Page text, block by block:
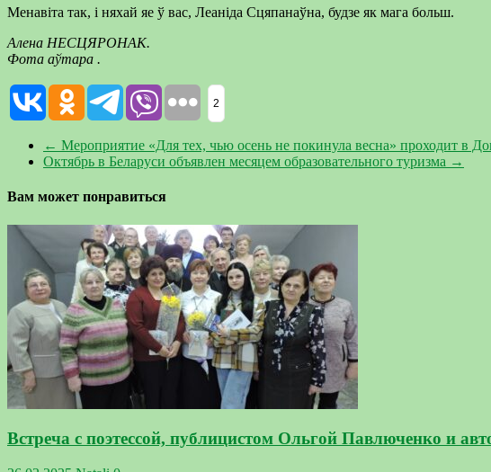
Менавіта так, і няхай яе ў вас, Леаніда Сцяпанаўна, будзе як мага больш.
Алена НЕСЦЯРОНАК.
Фота аўтара .
2
← Мероприятие «Для тех, чью осень не покинула весна» проходит в
Октябрь в Беларуси объявлен месяцем образовательного туризма →
Вам может понравиться
Встреча с поэтессой, публицистом Ольгой Павлюченко и